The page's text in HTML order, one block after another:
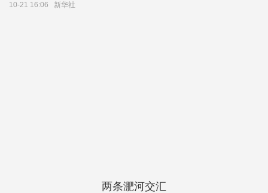
10-21 16:06 新华社
两条淝河交汇